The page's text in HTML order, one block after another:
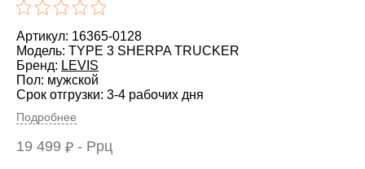
Артикул: 16365-0128
Модель: TYPE 3 SHERPA TRUCKER
Бренд: LEVIS
Пол: мужской
Срок отгрузки: 3-4 рабочих дня
Подробнее
19 499 ₽ - Ррц